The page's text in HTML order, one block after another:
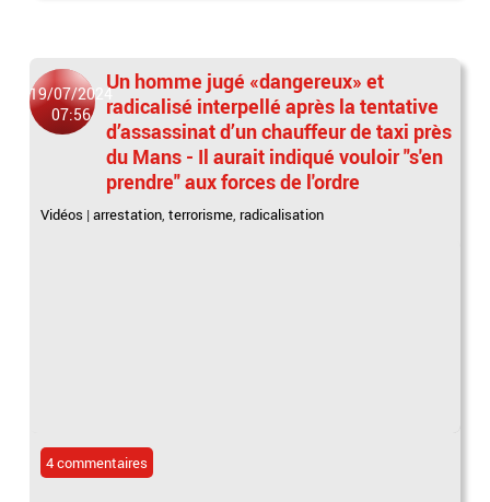
19/07/2024
07:56
Un homme jugé «dangereux» et
radicalisé interpellé après la tentative
d’assassinat d’un chauffeur de taxi près
du Mans - Il aurait indiqué vouloir "s'en
prendre" aux forces de l'ordre
Vidéos |arrestation,terrorisme, radicalisation
4 commentaires